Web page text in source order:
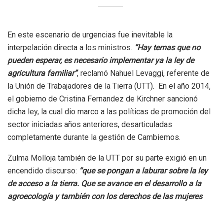
En este escenario de urgencias fue inevitable la
interpelación directa a los ministros. “Hay temas que no
pueden esperar, es necesario implementar ya la ley de
agricultura familiar”, reclamó Nahuel Levaggi, referente de
la Unión de Trabajadores de la Tierra (UTT). En el año 2014,
el gobierno de Cristina Fernandez de Kirchner sancionó
dicha ley, la cual dio marco a las políticas de promoción del
sector iniciadas años anteriores, desarticuladas
completamente durante la gestión de Cambiemos.
Zulma Molloja también de la UTT por su parte exigió en un
encendido discurso: “que se pongan a laburar sobre la ley
de acceso a la tierra. Que se avance en el desarrollo a la
agroecología y también con los derechos de las mujeres